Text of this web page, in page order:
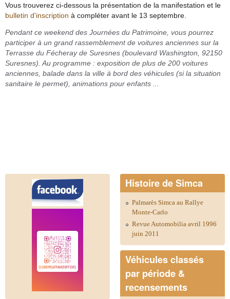
Vous trouverez ci-dessous la présentation de la manifestation et le
bulletin d'inscription à compléter avant le 13 septembre.
Pendant ce weekend des Journées du Patrimoine, vous pourrez
participer à un grand rassemblement de voitures anciennes sur la
Terrasse du Fécheray de Suresnes (boulevard Washington, 92150
Suresnes). Au programme : exposition de plus de 200 voitures
anciennes, balade dans la ville à bord des véhicules (si la situation
sanitaire le permet), animations pour enfants ...
Histoire de Simca
Palmarès Simca au Rallye
Monte-Carlo
Revue Automobilia avril 1996
juin 2011
Véhicules classés
par période &
recensements